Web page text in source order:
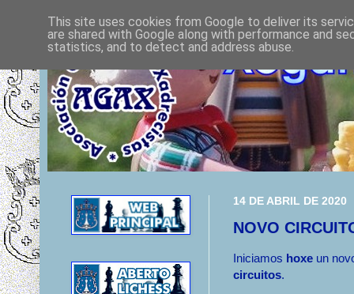
14 DE ABRIL DE 2020
NOVO
Iniciamos hoxe un
circuitos.
This site uses cookies from Google to deliver its
are shared with Google along with performance and
statistics, and to detect and address abuse.